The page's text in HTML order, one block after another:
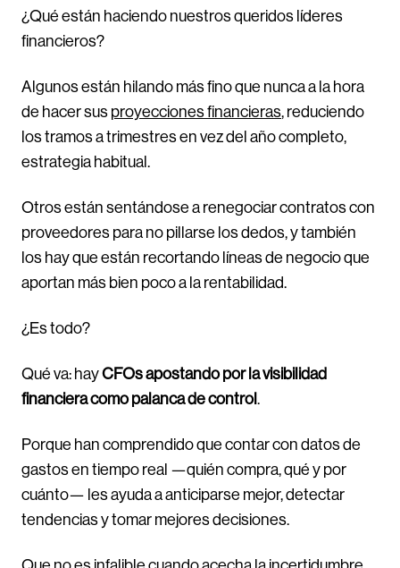
¿Qué están haciendo nuestros queridos líderes
financieros?
Algunos están hilando más fino que nunca a la hora
de hacer sus proyecciones financieras, reduciendo
los tramos a trimestres en vez del año completo,
estrategia habitual.
Otros están sentándose a renegociar contratos con
proveedores para no pillarse los dedos, y también
los hay que están recortando líneas de negocio que
aportan más bien poco a la rentabilidad.
¿Es todo?
Qué va: hayCFOs apostando por la visibilidad
financiera como palanca de control.
Porque han comprendido que contar con datos de
gastos en tiempo real —quién compra, qué y por
cuánto— les ayuda a anticiparse mejor, detectar
tendencias y tomar mejores decisiones.